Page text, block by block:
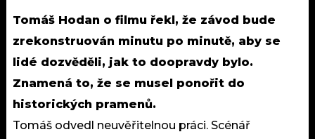
Tomáš Hodan o filmu řekl, že závod bude
zrekonstruován minutu po minutě, aby se
lidé dozvěděli, jak to doopravdy bylo.
Znamená to, že se musel ponořit do
historických pramenů.
Tomáš odvedl neuvěřitelnou práci. Scénář